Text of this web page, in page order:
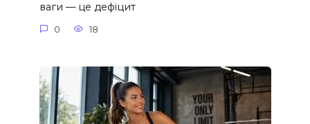
ваги — це дефіцит
0 18